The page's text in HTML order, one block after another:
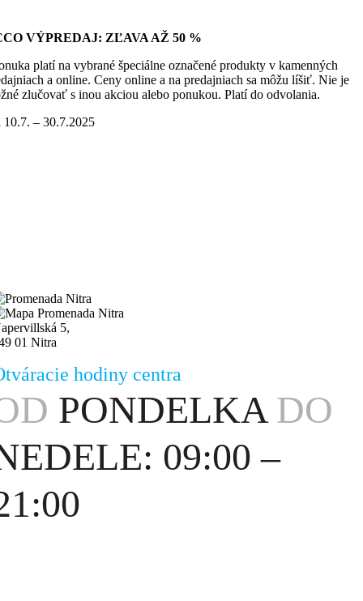
VÝPREDAJ: ZĽAVA AŽ 50 %
platí na vybrané špeciálne označené produkty v kamenných
a online. Ceny online a na predajniach sa môžu líšiť. Nie je
zlučovať s inou akciou alebo ponukou. Platí do odvolania.
10.7. – 30.7.2025
5,
01 Nitra
hodiny centra
PONDELKA DO
09:00 –